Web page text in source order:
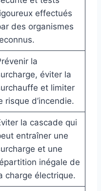
effectués
des organismes
la
éviter la
et limiter
risque d’incendie.
la cascade qui
entraîner une
et une
inégale de
charge électrique.